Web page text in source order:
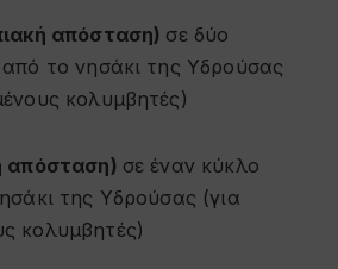
απόσταση) σε δύο
το νησάκι της Υδρούσας
κολυμβητές)
απόσταση) σε έναν κύκλο
της Υδρούσας (για
κολυμβητές)